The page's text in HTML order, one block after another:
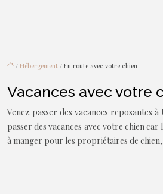
/ Hébergement / En route avec votre chien
Vacances avec votre
Venez passer des vacances reposantes
passer des vacances avec votre chien
à manger pour les propriétaires de